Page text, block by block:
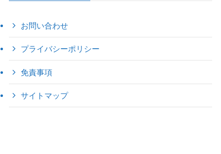
お問い合わせ
プライバシーポリシー
免責事項
サイトマップ